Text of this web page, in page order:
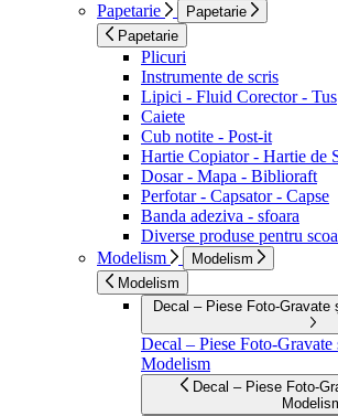
Papetarie
Papetarie
Papetarie
Plicuri
Instrumente de scris
Lipici - Fluid Corector - Tus
Caiete
Cub notite - Post-it
Hartie Copiator - Hartie de
Dosar - Mapa - Biblioraft
Perfotar - Capsator - Capse
Banda adeziva - sfoara
Diverse produse pentru
Modelism
Modelism
Modelism
Decal – Piese Foto-Gravate
Decal – Piese Foto-
Modelism
Decal – Piese Foto-Gravate și Zimmerit